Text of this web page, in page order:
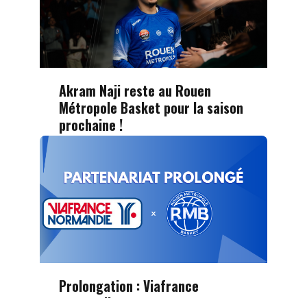
Akram Naji reste au Rouen
Métropole Basket pour la saison
prochaine !
Prolongation : Viafrance